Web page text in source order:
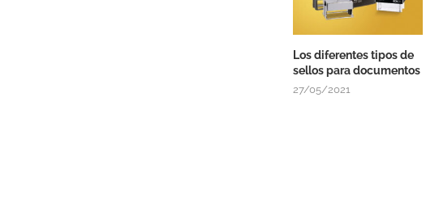
Los diferentes tipos de
sellos para documentos
27/05/2021